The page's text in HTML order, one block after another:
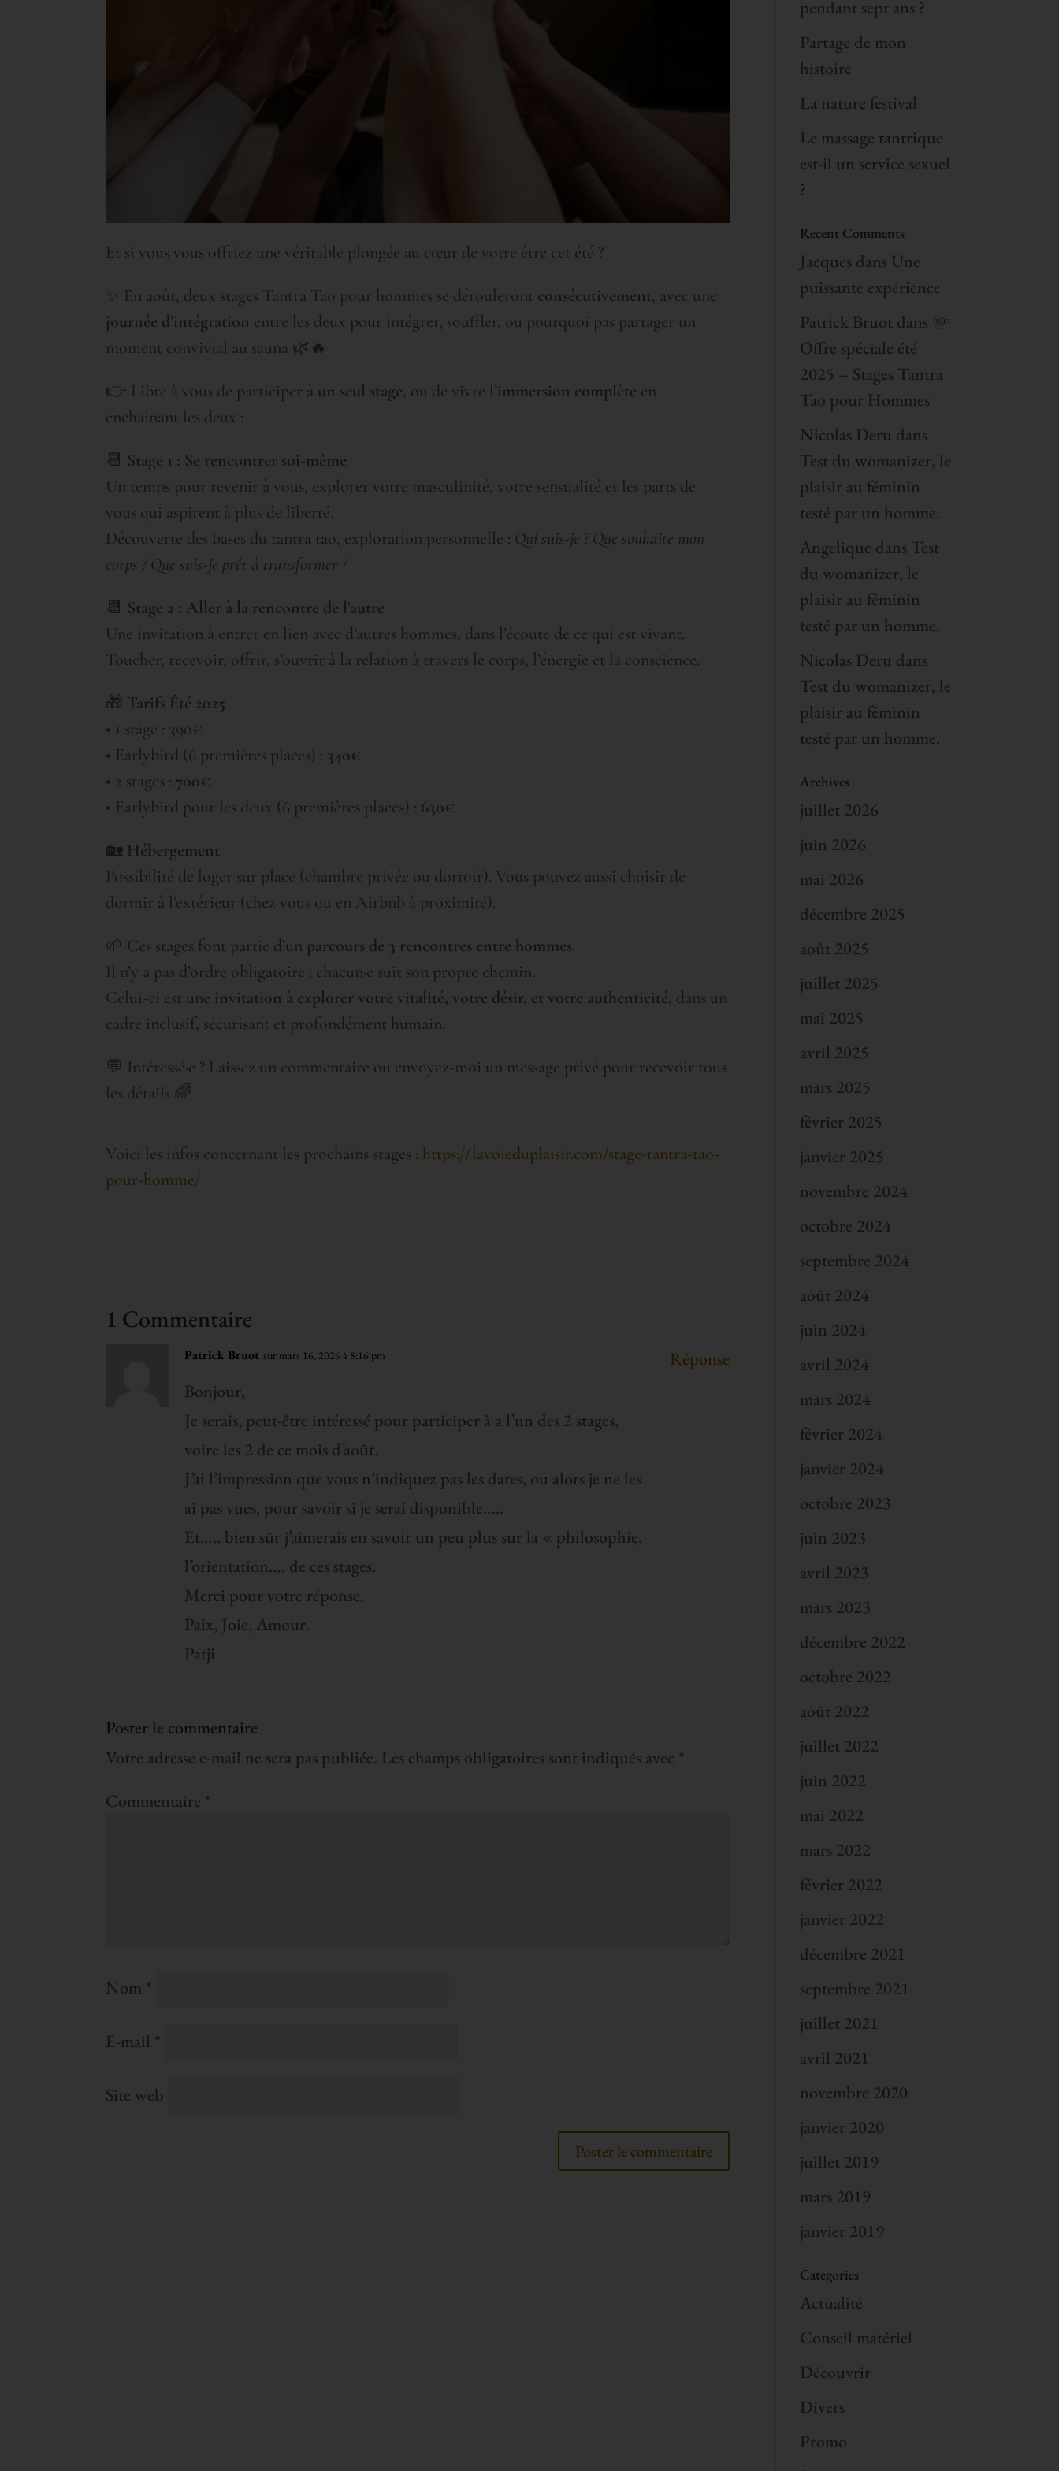
Et si vous vous offriez une véritable plongée au cœur de votre être cet été ?
✨ En août, deux stages Tantra Tao pour hommes se dérouleront consécutivement, avec une
journée d’intégration entre les deux pour intégrer, souffler, ou pourquoi pas partager un
moment convivial au sauna 🌿🔥
👉 Libre à vous de participer à un seul stage, ou de vivre l’immersion complète en
enchaînant les deux :
📆 Stage 1 : Se rencontrer soi-même
Un temps pour revenir à vous, explorer votre masculinité, votre sensualité et les parts de
vous qui aspirent à plus de liberté.
Découverte des bases du tantra tao, exploration personnelle : Qui suis-je ? Que souhaite mon
corps ? Que suis-je prêt à transformer ?
📆 Stage 2 : Aller à la rencontre de l’autre
Une invitation à entrer en lien avec d’autres hommes, dans l’écoute de ce qui est vivant.
Toucher, recevoir, offrir, s’ouvrir à la relation à travers le corps, l’énergie et la conscience.
🎁 Tarifs Été 2025
• 1 stage : 390€
• Earlybird (6 premières places) : 340€
• 2 stages : 700€
• Earlybird pour les deux (6 premières places) : 630€
🏡 Hébergement
Possibilité de loger sur place (chambre privée ou dortoir). Vous pouvez aussi choisir de
dormir à l’extérieur (chez vous ou en Airbnb à proximité).
🌱 Ces stages font partie d’un parcours de 3 rencontres entre hommes.
Il n’y a pas d’ordre obligatoire : chacun·e suit son propre chemin.
Celui-ci est une invitation à explorer votre vitalité, votre désir, et votre authenticité, dans un
cadre inclusif, sécurisant et profondément humain.
💬 Intéressé·e ? Laissez un commentaire ou envoyez-moi un message privé pour recevoir tous
les détails 🌈
Voici les infos concernant les prochains stages : https://lavoieduplaisir.com/stage-tantra-tao-
pour-homme/
1 Commentaire
Patrick Bruot sur mars 16, 2026 à 8:16 pm
Bonjour,
Je serais, peut-être intéressé pour participer à a l’un des 2 stages,
voire les 2 de ce mois d’août.
J’ai l’impression que vous n’indiquez pas les dates, ou alors je ne les
ai pas vues, pour savoir si je serai disponible…..
Et….. bien sûr j’aimerais en savoir un peu plus sur la « philosophie,
l’orientation…. de ces stages.
Merci pour votre réponse.
Paix, Joie, Amour.
Patji
Réponse
Poster le commentaire
Votre adresse e-mail ne sera pas publiée. Les champs obligatoires sont indiqués avec *
Commentaire *
Nom *
E-mail *
Site web
pendant sept ans ?
Partage de mon
histoire
La nature festival
Le massage tantrique
est-il un service sexuel
?
Recent Comments
Jacques dans Une
puissante expérience
Patrick Bruot dans 🌞
Offre spéciale été
2025 – Stages Tantra
Tao pour Hommes
Nicolas Deru dans
Test du womanizer, le
plaisir au féminin
testé par un homme.
Angelique dans Test
du womanizer, le
plaisir au féminin
testé par un homme.
Nicolas Deru dans
Test du womanizer, le
plaisir au féminin
testé par un homme.
Archives
juillet 2026
juin 2026
mai 2026
décembre 2025
août 2025
juillet 2025
mai 2025
avril 2025
mars 2025
février 2025
janvier 2025
novembre 2024
octobre 2024
septembre 2024
août 2024
juin 2024
avril 2024
mars 2024
février 2024
janvier 2024
octobre 2023
juin 2023
avril 2023
mars 2023
décembre 2022
octobre 2022
août 2022
juillet 2022
juin 2022
mai 2022
mars 2022
février 2022
janvier 2022
décembre 2021
septembre 2021
juillet 2021
avril 2021
novembre 2020
janvier 2020
juillet 2019
mars 2019
janvier 2019
Categories
Actualité
Conseil matériel
Découvrir
Divers
Promo